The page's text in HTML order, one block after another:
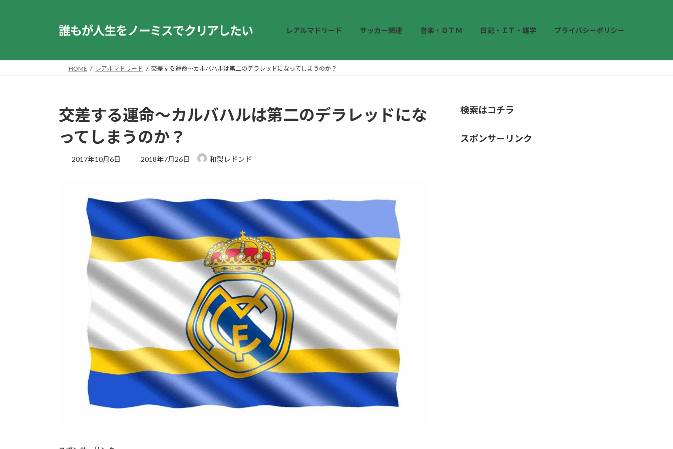
誰もが人生をノーミスでクリアしたい レアルマドリード サッカー関連 音楽・ＤＴＭ 日記・ＩＴ・雑学 プライバシーポリシー
HOME レアルマドリード 交差する運命～カルバハルは第二のデラレッドになってしまうのか？
交差する運命～カルバハルは第二のデラレッドにな
ってしまうのか？
2017年10月6日
最
日
時
:
2018年7月26日 和製レドンド
検索はコチラ
スポンサーリンク